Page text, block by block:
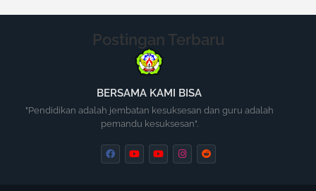
Postingan Terbaru
BERSAMA KAMI BISA
"Pendidikan adalah jembatan kesuksesan dan guru adalah
pemandu kesuksesan".